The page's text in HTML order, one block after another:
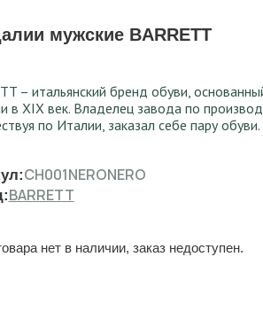
мужские BARRETT
– итальянский бренд обуви,
в XIX век. Владелец завода по
по Италии, заказал себе пару
CH001NERONERO
BARRETT
нет в наличии, заказ недоступен.